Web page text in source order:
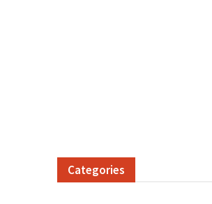
Categories